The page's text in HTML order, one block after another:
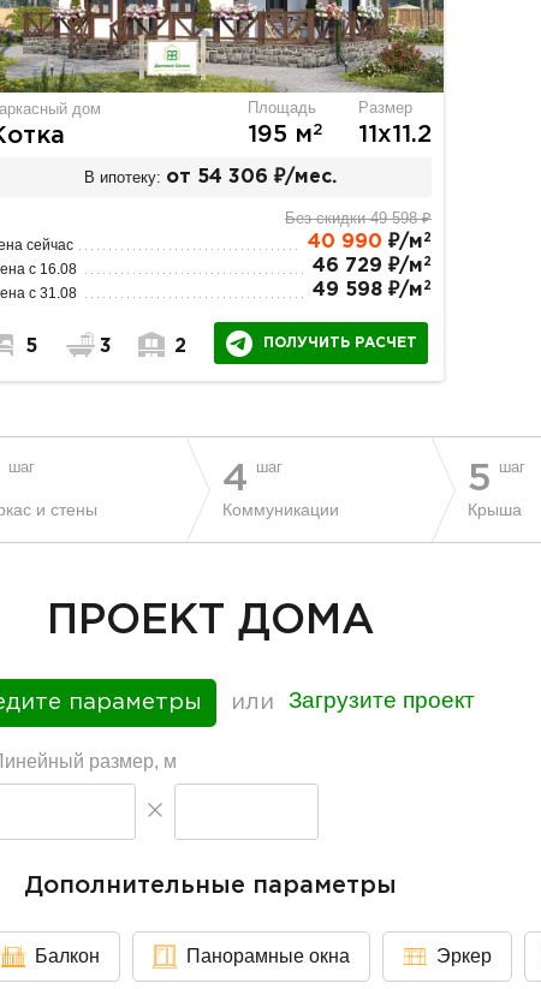
дом Площадь
195 м2
Размер
11х11.2
В ипотеку: от 54 306 ₽/мес.
Без скидки 49 598 ₽
сейчас 40 990 ₽/м 2
с 16.08 46 729 ₽/м 2
с 31.08 49 598 ₽/м 2
5 3 2 ПОЛУЧИТЬ РАСЧЕТ
шаг
и стены
4 шаг
Коммуникации
5 шаг
Крыша
ПРОЕКТ ДОМА
параметры или Загрузите проект
размер, м
Дополнительные параметры
Балкон Панорамные окна Эркер